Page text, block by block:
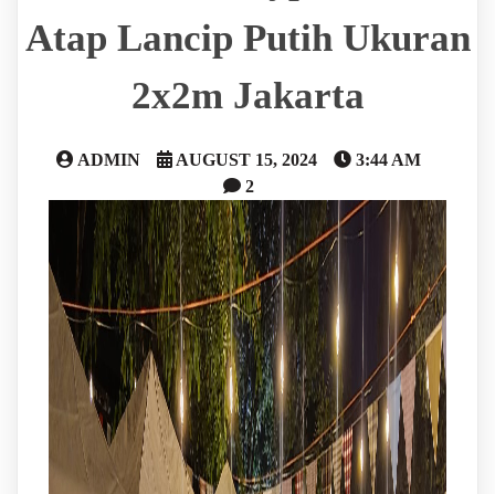
Atap Lancip Putih Ukuran
2x2m Jakarta
ADMIN AUGUST 15, 2024
3:44 AM
2